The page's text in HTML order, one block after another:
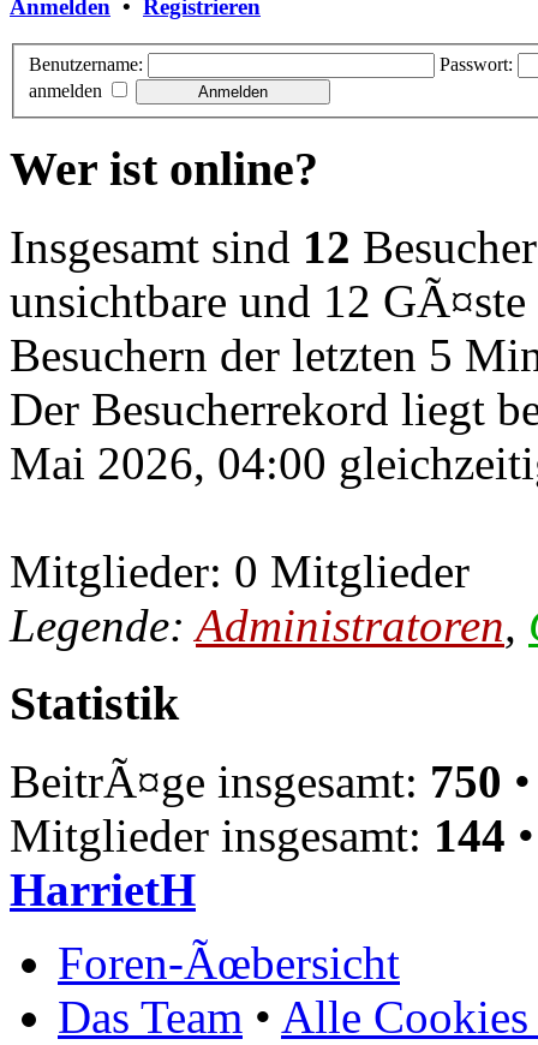
Anmelden • Registrieren
Benutzername:
Passwort:
anmelden
Wer ist online?
Insgesamt sind 12
unsichtbare und 12
Besuchern der letzten 5
Der Besucherrekord liegt
Mai 2026, 04:00
Mitglieder: 0 Mitglieder
Legende:Administratoren,
Statistik
BeitrÃ¤ge insgesamt: 750
Mitglieder insgesamt: 144
HarrietH
Foren-Ãœbersicht
Das Team • Alle Cookies